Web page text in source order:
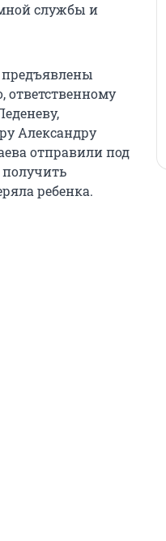
службы и
Александру
отправили под
ребенка.